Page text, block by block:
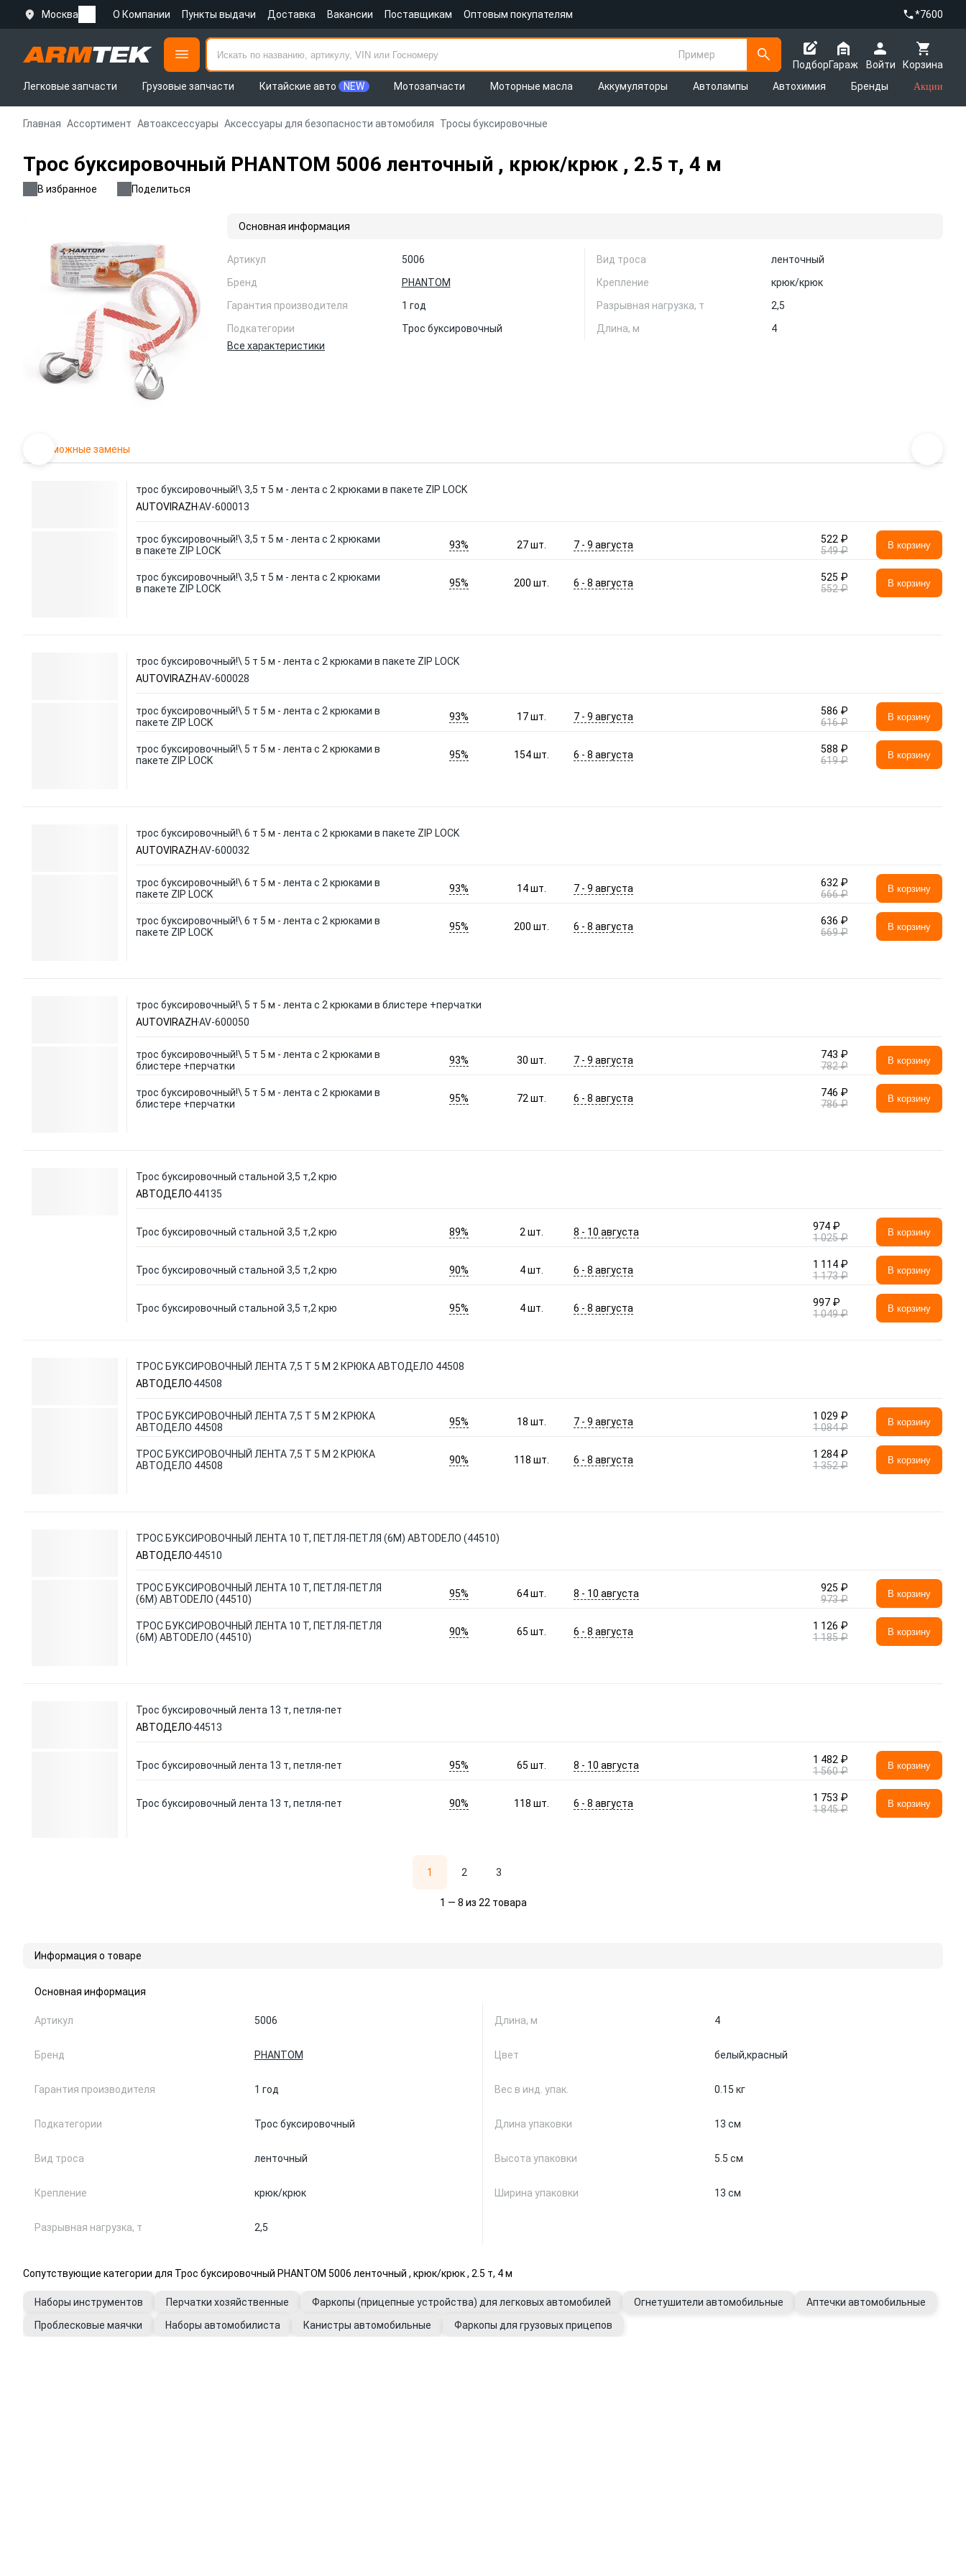
Москва О Компании Пункты выдачи Доставка Вакансии Поставщикам Оптовым покупателям *7600
Пример
Подбор
Корзина
Гараж
Войти
Легковые запчасти
Грузовые запчасти Китайские авто NEW Мотозапчасти Моторные масла Аккумуляторы Автолампы Автохимия Бренды Акции
Главная Ассортимент Автоаксессуары Аксессуары для безопасности автомобиля Тросы буксировочные
Трос буксировочный PHANTOM 5006 ленточный , крюк/крюк , 2.5 т, 4 м
В избранное Поделиться
Основная информация
Артикул
5006
Бренд
PHANTOM
Гарантия производителя
1 год
Подкатегории
Трос буксировочный
Вид троса
ленточный
Крепление
крюк/крюк
Разрывная нагрузка, т
2,5
Длина, м
4
Все характеристики
Возможные замены
трос буксировочный!\ 3,5 т 5 м - лента с 2 крюками в пакете ZIP LOCK
AUTOVIRAZH AV-600013
трос буксировочный!\ 3,5 т 5 м - лента с 2 крюками
в пакете ZIP LOCK
93% 27шт. 7 - 9 августа
522 ₽
549 ₽
В корзину
трос буксировочный!\ 3,5 т 5 м - лента с 2 крюками
в пакете ZIP LOCK
95% 200шт. 6 - 8 августа
525 ₽
552 ₽
В корзину
трос буксировочный!\ 5 т 5 м - лента с 2 крюками в пакете ZIP LOCK
AUTOVIRAZH AV-600028
трос буксировочный!\ 5 т 5 м - лента с 2 крюками в
пакете ZIP LOCK
93% 17шт. 7 - 9 августа
586 ₽
616 ₽
В корзину
трос буксировочный!\ 5 т 5 м - лента с 2 крюками в
пакете ZIP LOCK
95% 154шт. 6 - 8 августа
588 ₽
619 ₽
В корзину
трос буксировочный!\ 6 т 5 м - лента с 2 крюками в пакете ZIP LOCK
AUTOVIRAZH AV-600032
трос буксировочный!\ 6 т 5 м - лента с 2 крюками в
пакете ZIP LOCK
93% 14шт. 7 - 9 августа
632 ₽
666 ₽
В корзину
трос буксировочный!\ 6 т 5 м - лента с 2 крюками в
пакете ZIP LOCK
95% 200шт. 6 - 8 августа
636 ₽
669 ₽
В корзину
трос буксировочный!\ 5 т 5 м - лента с 2 крюками в блистере +перчатки
AUTOVIRAZH AV-600050
трос буксировочный!\ 5 т 5 м - лента с 2 крюками в
блистере +перчатки
93% 30шт. 7 - 9 августа
743 ₽
782 ₽
В корзину
трос буксировочный!\ 5 т 5 м - лента с 2 крюками в
блистере +перчатки
95% 72шт. 6 - 8 августа
746 ₽
786 ₽
В корзину
Трос буксировочный стальной 3,5 т,2 крю
АВТОДЕЛО 44135
Трос буксировочный стальной 3,5 т,2 крю 89% 2шт. 8 - 10 августа
974 ₽
1 025 ₽
В корзину
Трос буксировочный стальной 3,5 т,2 крю 90% 4шт. 6 - 8 августа
1 114 ₽
1 173 ₽
В корзину
Трос буксировочный стальной 3,5 т,2 крю 95% 4шт. 6 - 8 августа
997 ₽
1 049 ₽
В корзину
ТРОС БУКСИРОВОЧНЫЙ ЛЕНТА 7,5 Т 5 М 2 КРЮКА АВТОДЕЛО 44508
АВТОДЕЛО 44508
ТРОС БУКСИРОВОЧНЫЙ ЛЕНТА 7,5 Т 5 М 2 КРЮКА
АВТОДЕЛО 44508
95% 18шт. 7 - 9 августа
1 029 ₽
1 084 ₽
В корзину
ТРОС БУКСИРОВОЧНЫЙ ЛЕНТА 7,5 Т 5 М 2 КРЮКА
АВТОДЕЛО 44508
90% 118шт. 6 - 8 августа
1 284 ₽
1 352 ₽
В корзину
ТРОС БУКСИРОВОЧНЫЙ ЛЕНТА 10 Т, ПЕТЛЯ-ПЕТЛЯ (6М) АВТОDЕЛО (44510)
АВТОДЕЛО 44510
ТРОС БУКСИРОВОЧНЫЙ ЛЕНТА 10 Т, ПЕТЛЯ-ПЕТЛЯ
(6М) АВТОDЕЛО (44510)
95% 64шт. 8 - 10 августа
925 ₽
973 ₽
В корзину
ТРОС БУКСИРОВОЧНЫЙ ЛЕНТА 10 Т, ПЕТЛЯ-ПЕТЛЯ
(6М) АВТОDЕЛО (44510)
90% 65шт. 6 - 8 августа
1 126 ₽
1 185 ₽
В корзину
Трос буксировочный лента 13 т, петля-пет
АВТОДЕЛО 44513
Трос буксировочный лента 13 т, петля-пет 95% 65шт. 8 - 10 августа
1 482 ₽
1 560 ₽
В корзину
Трос буксировочный лента 13 т, петля-пет 90% 118шт. 6 - 8 августа
1 753 ₽
1 845 ₽
В корзину
1 2 3
1 — 8 из 22 товара
Информация о товаре
Основная информация
Артикул 5006
Бренд PHANTOM
Гарантия производителя 1 год
Подкатегории Трос буксировочный
Вид троса ленточный
Крепление крюк/крюк
Разрывная нагрузка, т 2,5
Длина, м 4
Цвет белый,красный
Вес в инд. упак. 0.15 кг
Длина упаковки 13 см
Высота упаковки 5.5 см
Ширина упаковки 13 см
Сопутствующие категории для Трос буксировочный PHANTOM 5006 ленточный , крюк/крюк , 2.5 т, 4 м
Наборы инструментов Перчатки хозяйственные Фаркопы (прицепные устройства) для легковых автомобилей Огнетушители автомобильные
Аптечки автомобильные
Проблесковые маячки
Наборы автомобилиста Канистры автомобильные Фаркопы для грузовых прицепов